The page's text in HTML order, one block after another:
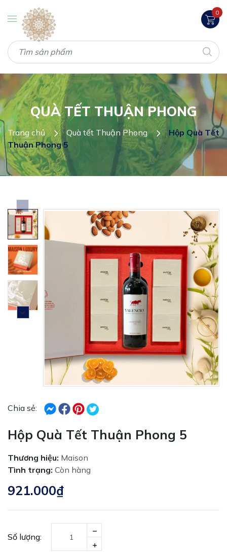
0
QUÀ TẾT THUẬN PHONG
Trang chủ Quà tết Thuận Phong
Hộp Quà Tết
Thuận Phong 5
Chia sẻ:
Hộp Quà Tết Thuận Phong 5
Thương hiệu: Maison
Tình trạng: Còn hàng
921.000₫
Số lượng: